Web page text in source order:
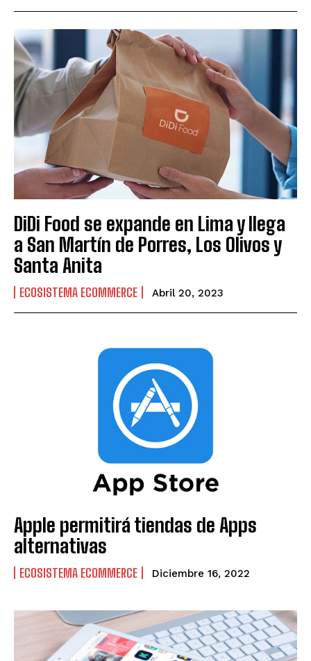
DiDi Food se expande en Lima y llega
a San Martín de Porres, Los Olivos y
Santa Anita
ECOSISTEMA ECOMMERCE Abril 20, 2023
Apple permitirá tiendas de Apps
alternativas
ECOSISTEMA ECOMMERCE Diciembre 16, 2022